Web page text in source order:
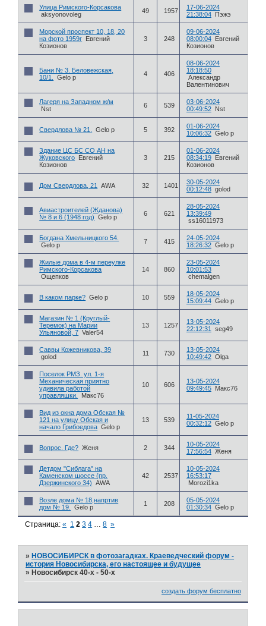
Улица Римского-Корсакова
aksyonovoleg
49 1957
17-06-2024
21:38:04 Пэжэ
Морской проспект 10, 18, 20
на фото 1959г Евгений
Козионов
3 248
09-06-2024
08:00:04 Евгений
Козионов
Бани № 3. Беловежская,
10/1.
Gelo p 4 406
08-06-2024
18:18:50
Александр
Валентинович
Лагеря на Западном ж/м
Nst
6 539
03-06-2024
00:49:52 Nst
Свердлова № 21. Gelo p 5 392
01-06-2024
10:06:32 Gelo p
Здание ЦС БС СО АН на
Жуковского Евгений
Козионов
3 215
01-06-2024
08:34:19 Евгений
Козионов
Дом Свердлова, 21 AWA 32 1401
30-05-2024
00:12:48 golod
Авиастроителей (Жданова)
№ 8 и 6 (1948 год)
Gelo p 6 621
28-05-2024
13:39:49
ss16011973
Богдана Хмельницкого 54.
Gelo p
7 415
24-05-2024
18:26:32 Gelo p
Жилые дома в 4-м переулке
Римского-Корсакова
Ощепков
14 860
23-05-2024
10:01:53
chemalgen
В каком парке? Gelo p 10 559
18-05-2024
15:09:44 Gelo p
Магазин № 1 (Круглый-
Теремок) на Марии
Ульяновой, 7 Valer54
13 1257
13-05-2024
22:12:31
seg49
Саввы Кожевникова, 39
golod
11 730
13-05-2024
10:49:42 Olga
Поселок РМЗ. ул. 1-я
Механическая приятно
удивила работой
управляшки.
Макс76
10 606
13-05-2024
09:49:45 Макс76
Вид из окна дома Обская №
121 на улицу Обская и
начало Грибоедова Gelo p
13 539
11-05-2024
00:32:12 Gelo p
Вопрос. Где? Женя 2 344
10-05-2024
17:56:54 Женя
Детдом "Сиблага" на
Каменском шоссе (пр.
Дзержинского 34)
AWA
42 2537
10-05-2024
16:53:17
Morozi1ka
Возле дома № 18,напртив
дом № 19.
Gelo p 1 208
05-05-2024
01:30:34 Gelo p
Страница:« 1 2 3 4 … 8 »
»НОВОСИБИРСК в фотозагадках. Краеведческий форум -
история Новосибирска, его настоящее и будущее
»Новосибирск 40-х - 50-х
создать форум бесплатно